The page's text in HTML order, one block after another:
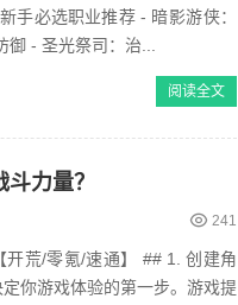
零氪玩家的版本答案，高闪避+暴击率可绕过614关卡的重甲怪物理防御 - 圣光祭司：治...
阅读全文
力量？
241
荒/零氪/速通】 ## 1. 创建角
你游戏体验的第一步。游戏提